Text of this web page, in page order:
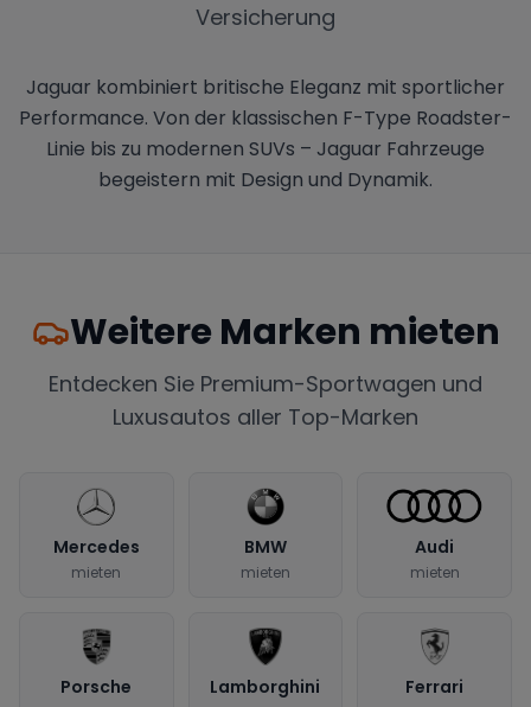
Range Rover Corvette
Versicherung
Jaguar kombiniert britische Eleganz mit sportlicher
Performance. Von der klassischen F-Type Roadster-
Linie bis zu modernen SUVs – Jaguar Fahrzeuge
begeistern mit Design und Dynamik.
Weitere Marken mieten
Entdecken Sie Premium-Sportwagen und
Luxusautos aller Top-Marken
Mercedes
mieten
BMW
mieten
Audi
mieten
Porsche Lamborghini Ferrari